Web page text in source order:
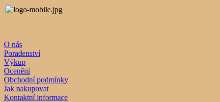
O nás
Poradenství
Výkup
Ocenění
Obchodní podmínky
Jak nakupovat
Kontaktní informace